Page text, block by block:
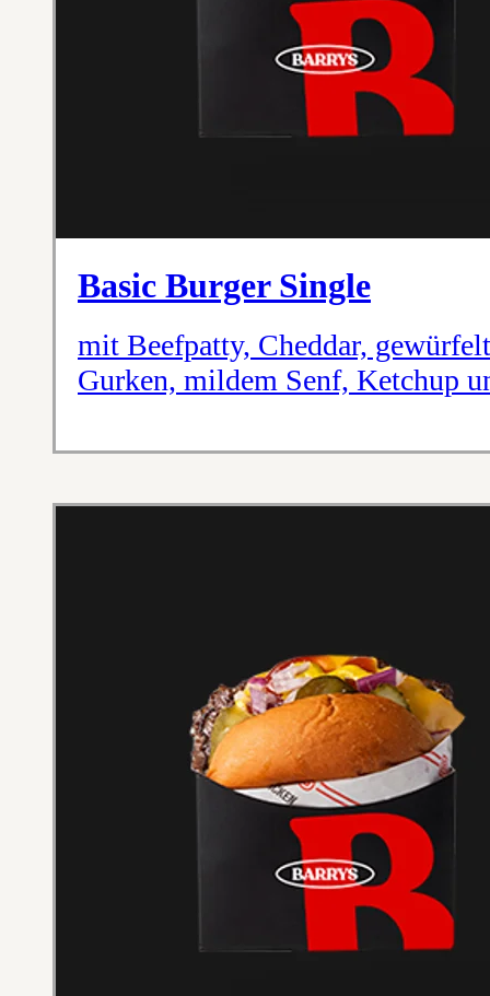
Basic Burger Single
mit Beefpatty, Cheddar,
Gurken, mildem Senf, Ketchup